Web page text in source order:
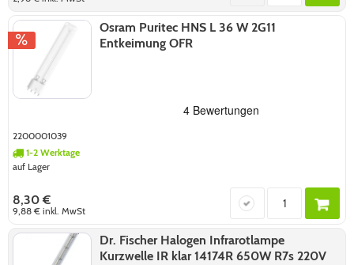
Osram Puritec HNS L 36 W 2G11
Entkeimung OFR
2200001039
1-2 Werktage
auf Lager
8,30 €
9,88 €inkl. MwSt
Dr. Fischer Halogen Infrarotlampe
Kurzwelle IR klar 14174R 650W R7s 220V